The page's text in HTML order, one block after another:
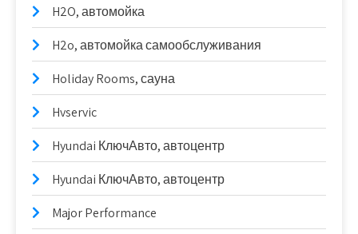
H2O, автомойка
H2o, автомойка самообслуживания
Holiday Rooms, сауна
Hvservic
Hyundai КлючАвто, автоцентр
Hyundai КлючАвто, автоцентр
Major Performance